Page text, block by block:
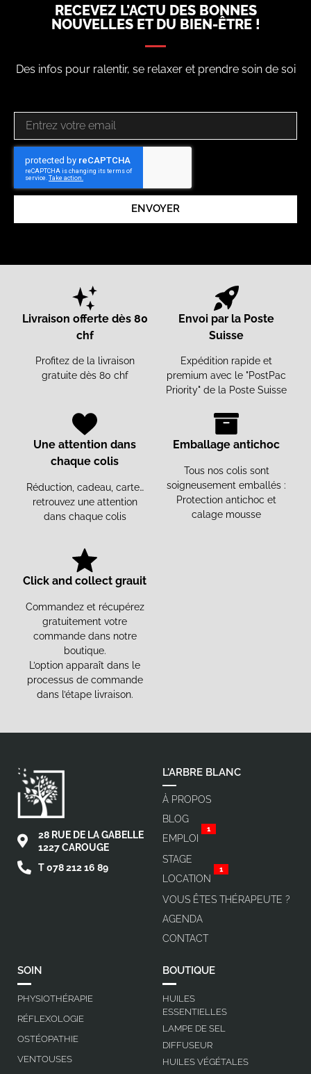
RECEVEZ L’ACTU DES BONNES
NOUVELLES ET DU BIEN-ÊTRE !
Des infos pour ralentir, se relaxer et prendre soin de soi
ENVOYER
Livraison offerte dès 80
chf
Profitez de la livraison
gratuite dès 80 chf
Emballage antichoc
Tous nos colis sont
soigneusement emballés :
Protection antichoc et
calage mousse
Une attention dans
chaque colis
Réduction, cadeau, carte…
retrouvez une attention
dans chaque colis
Click and collect grauit
Commandez et récupérez
gratuitement votre
commande dans notre
boutique.
L’option apparaît dans le
processus de commande
dans l’étape livraison.
Envoi par la Poste
Suisse
Expédition rapide et
premium avec le "PostPac
Priority" de la Poste Suisse
28 RUE DE LA GABELLE
1227 CAROUGE
T 078 212 16 89
L'ARBRE BLANC
À PROPOS
BLOG
EMPLOI
1
STAGE
LOCATION
1
VOUS ÊTES THÉRAPEUTE ?
AGENDA
CONTACT
SOIN
PHYSIOTHÉRAPIE
RÉFLEXOLOGIE
OSTÉOPATHIE
VENTOUSES
BOUTIQUE
HUILES
ESSENTIELLES
LAMPE DE SEL
DIFFUSEUR
HUILES VÉGÉTALES